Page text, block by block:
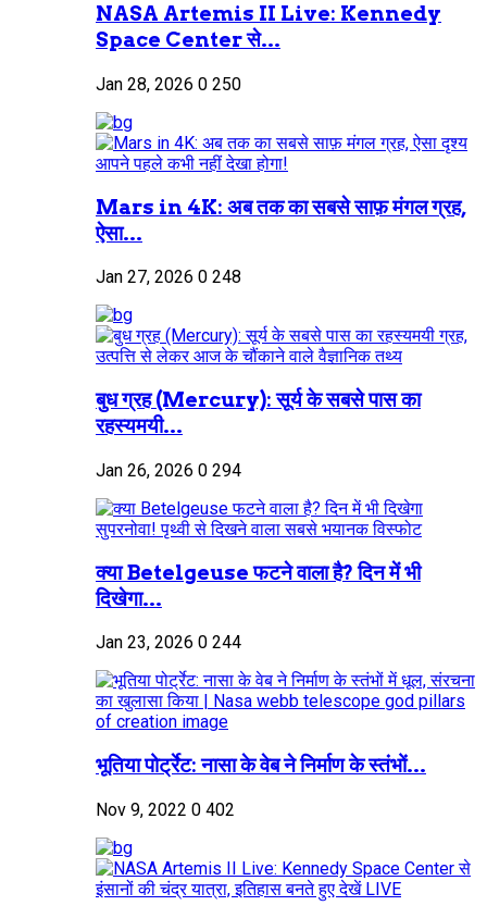
NASA Artemis II Live: Kennedy
Space Center से...
Jan 28, 2026 0 250
Mars in 4K: अब तक का सबसे साफ़ मंगल ग्रह,
ऐसा...
Jan 27, 2026 0 248
बुध ग्रह (Mercury): सूर्य के सबसे पास का
रहस्यमयी...
Jan 26, 2026 0 294
क्या Betelgeuse फटने वाला है? दिन में भी
दिखेगा...
Jan 23, 2026 0 244
भूतिया पोर्ट्रेट: नासा के वेब ने निर्माण के स्तंभों...
Nov 9, 2022 0 402